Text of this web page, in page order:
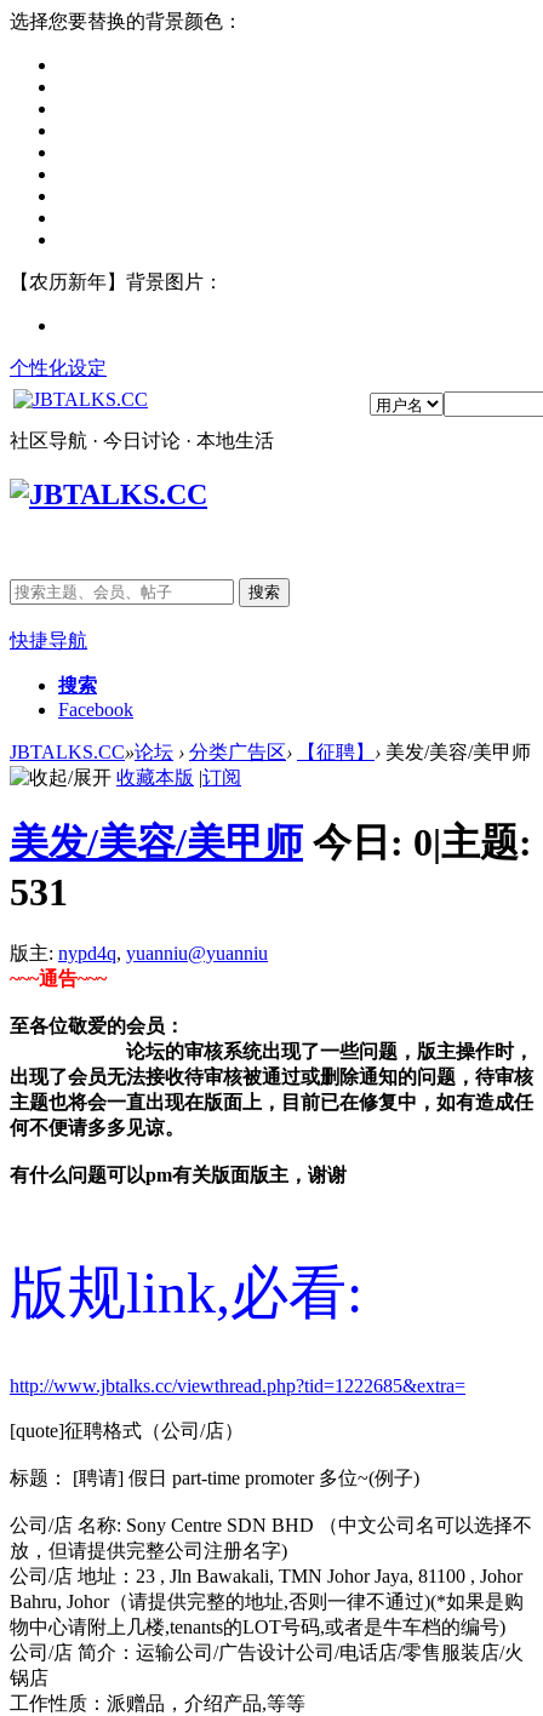
选择您要替换的背景颜色：
【农历新年】背景图片：
个性化设定
社区导航 · 今日讨论 · 本地生活
搜索
快捷导航
搜索
Facebook
JBTALKS.CC»论坛 › 分类广告区› 【征聘】 › 美发/美容/美甲师
收藏本版 |订阅
美发/美容/美甲师 今日: 0|主题:
531
版主: nypd4q, yuanniu@yuanniu
~~~通告~~~
至各位敬爱的会员：
论坛的审核系统出现了一些问题，版主操作时，
出现了会员无法接收待审核被通过或删除通知的问题，待审核
主题也将会一直出现在版面上，目前已在修复中，如有造成任
何不便请多多见谅。
有什么问题可以pm有关版面版主，谢谢
版规link,必看:
http://www.jbtalks.cc/viewthread.php?tid=1222685&extra=
[quote]征聘格式（公司/店）
标题： [聘请] 假日 part-time promoter 多位~(例子)
公司/店 名称: Sony Centre SDN BHD （中文公司名可以选择不
放，但请提供完整公司注册名字)
公司/店 地址：23 , Jln Bawakali, TMN Johor Jaya, 81100 , Johor
Bahru, Johor（请提供完整的地址,否则一律不通过)(*如果是购
物中心请附上几楼,tenants的LOT号码,或者是牛车档的编号)
公司/店 简介：运输公司/广告设计公司/电话店/零售服装店/火
锅店
工作性质：派赠品，介绍产品,等等